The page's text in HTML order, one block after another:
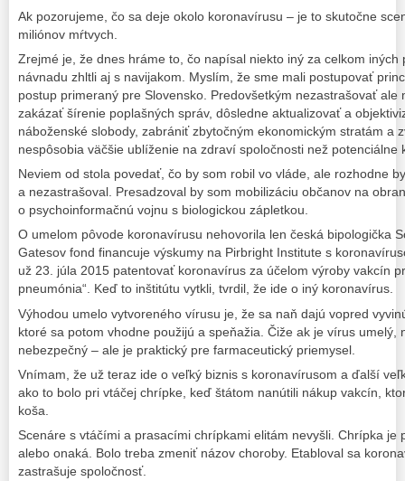
Ak pozorujeme, čo sa deje okolo koronavírusu – je to skutočne
miliónov mŕtvych.
Zrejmé je, že dnes hráme to, čo napísal niekto iný za celkom iných
návnadu zhltli aj s navijakom. Myslím, že sme mali postupovať
postup primeraný pre Slovensko. Predovšetkým nezastrašovať ale
zakázať šírenie poplašných správ, dôsledne aktualizovať a
náboženské slobody, zabrániť zbytočným ekonomickým stratám a
nespôsobia väčšie ublíženie na zdraví spoločnosti než potenciálne
Neviem od stola povedať, čo by som robil vo vláde, ale rozhodne
a nezastrašoval. Presadzoval by som mobilizáciu občanov na
o psychoinformačnú vojnu s biologickou zápletkou.
O umelom pôvode koronavírusu nehovorila len česká bipologička
Gatesov fond financuje výskumy na Pirbright Institute s
už 23. júla 2015 patentovať koronavírus za účelom výroby vakcín
pneumónia“. Keď to inštitútu vytkli, tvrdil, že ide o iný koronavírus.
Výhodou umelo vytvoreného vírusu je, že sa naň dajú vopred
ktoré sa potom vhodne použijú a speňažia. Čiže ak je vírus
nebezpečný – ale je praktický pre farmaceutický priemysel.
Vnímam, že už teraz ide o veľký biznis s koronavírusom a ďalší
ako to bolo pri vtáčej chrípke, keď štátom nanútili nákup vakcín,
koša.
Scenáre s vtáčími a prasacími chrípkami elitám nevyšli. Chrípka je
alebo onaká. Bolo treba zmeniť názov choroby. Etabloval sa
zastrašuje spoločnosť.